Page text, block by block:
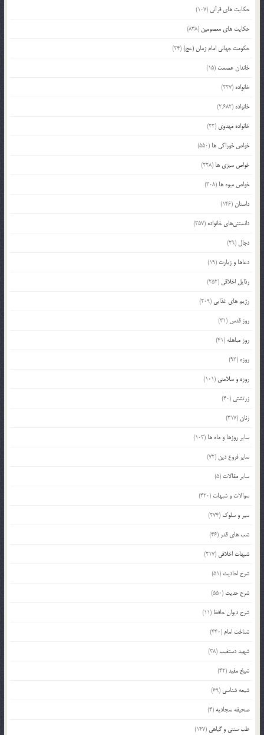
حکایت های قرآنی (107)
حکایت های معصومین (838)
حکومت جهانی امام زمان (عج)(24)
خاندان عصمت (15)
خانواده (227)
خانواده (2,682)
خانواده مهدوی (22)
خواص خوراکی ها (550)
خواص سبزی ها (228)
خواص میوه ها (308)
داستان(146)
دانستنی‌های خانواده (357)
دجال (29)
دعاها و زیارت (19)
رذایل اخلاقی (252)
رژیم های غذایی (209)
روز قدس (31)
روز مباهله (41)
روزه (93)
روزه و سلامتی (101)
زرتشتی (40)
زنان(317)
سایر روزها و ماه ها (103)
سایر فروع دین (72)
سایر مقالات (5)
سوالات و شبهات (420)
سیر و سلوک (274)
شب های قدر (46)
شبهات اخلاقی (217)
شرح احادیث (51)
شرح حدیث (550)
شرح دیوان حافظ (11)
شناخت امام (440)
شهید دستغیب(38)
شیخ مفید(42)
شیعه شناسی (69)
صحیفه سجادیه (4)
طب سنتی و گیاهی (147)